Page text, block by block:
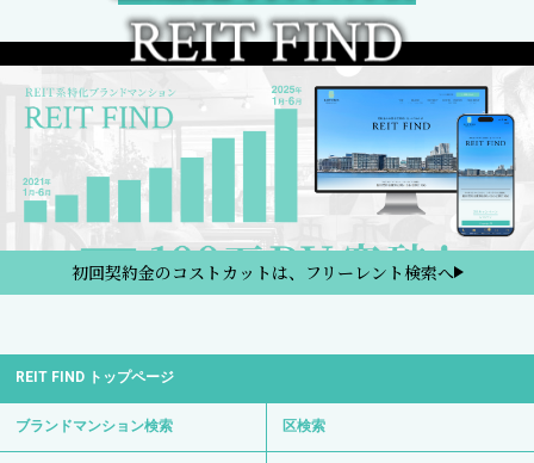
初回契約金のコストカットは、フリーレント検索へ
REIT FIND トップページ
ブランドマンション検索 区検索